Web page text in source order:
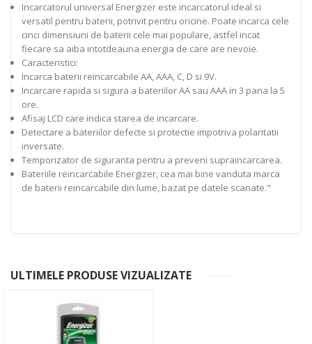
Incarcatorul universal Energizer este incarcatorul ideal si
versatil pentru baterii, potrivit pentru oricine. Poate incarca cele
cinci dimensiuni de baterii cele mai populare, astfel incat
fiecare sa aiba intotdeauna energia de care are nevoie.
Caracteristici:
Incarca baterii reincarcabile AA, AAA, C, D si 9V.
Incarcare rapida si sigura a bateriilor AA sau AAA in 3 pana la 5
ore.
Afisaj LCD care indica starea de incarcare.
Detectare a bateriilor defecte si protectie impotriva polaritatii
inversate.
Temporizator de siguranta pentru a preveni supraincarcarea.
Bateriile reincarcabile Energizer, cea mai bine vanduta marca
de baterii reincarcabile din lume, bazat pe datele scanate."
ULTIMELE PRODUSE VIZUALIZATE